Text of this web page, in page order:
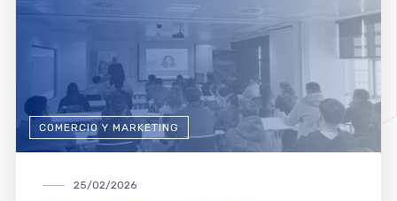
COMERCIO Y MARKETING
25/02/2026